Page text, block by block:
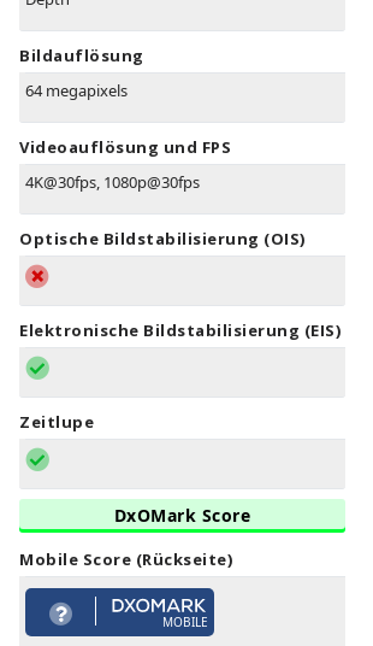
Bildauflösung
64 megapixels
Videoauflösung und FPS
4K@30fps, 1080p@30fps
Optische Bildstabilisierung (OIS)
Elektronische Bildstabilisierung (EIS)
Zeitlupe
DxOMark Score
Mobile Score (Rückseite)
MOBILE